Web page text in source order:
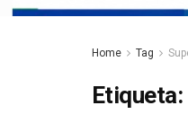
Home Tag
Etiqueta: